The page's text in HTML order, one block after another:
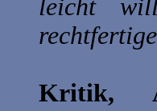
leicht
Kritik,